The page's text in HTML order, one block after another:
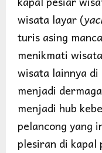
wisata layar (
turis asing
menikmati
wisata lainnya
menjadi
menjadi hub
pelancong yang
plesiran di kapal